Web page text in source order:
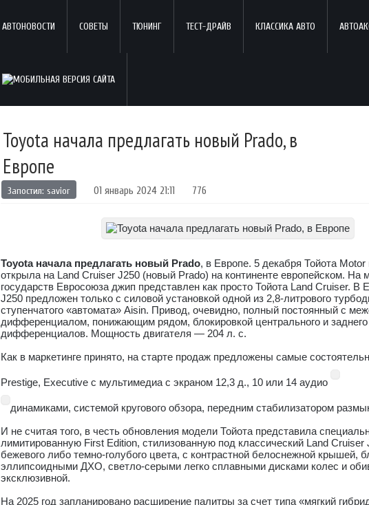
АВТОНОВОСТИ СОВЕТЫ ТЮНИНГ ТЕСТ-ДРАЙВ КЛАССИКА АВТО
Toyota начала предлагать новый Prado, в
Европе
Запостил: savior 01 январь 2024 21:11 776
Toyota начала предлагать новый Prado, в Европе. 5 декабря Тойота Motor
открыла на Land Cruiser J250 (новый Prado) на континенте европейском. На
государств Евросоюза джип представлен как просто Тойота Land Cruiser. В
J250 предложен только с силовой установкой одной из 2,8-литрового
ступенчатого «автомата» Aisin. Привод, очевидно, полный постоянный с
дифференциалом, понижающим рядом, блокировкой центрального и заднего
дифференциалов. Мощность двигателя — 204 л. с.
Как в маркетинге принято, на старте продаж предложены самые
Prestige, Executive с мультимедиа с экраном 12,3 д., 10 или 14 аудио
динамиками, системой кругового обзора, передним стабилизатором
И не считая того, в честь обновления модели Тойота представила
лимитированную First Edition, стилизованную под классический Land Cruiser
бежевого либо темно-голубого цвета, с контрастной белоснежной крышей,
эллипсоидными ДХО, светло-серыми легко сплавными дисками колес и
эксклюзивной.
На 2025 год запланировано расширение палитры за счет типа «мягкий